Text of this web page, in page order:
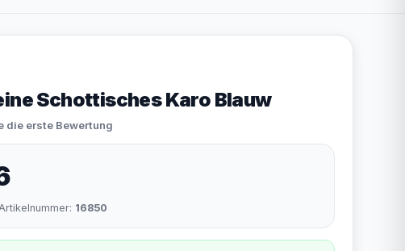
Schottisches Karo Blauw
die erste Bewertung
16850